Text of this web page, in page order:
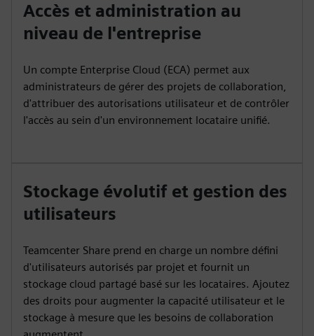
Accès et administration au
niveau de l'entreprise
Un compte Enterprise Cloud (ECA) permet aux
administrateurs de gérer des projets de collaboration,
d'attribuer des autorisations utilisateur et de contrôler
l'accès au sein d'un environnement locataire unifié.
Stockage évolutif et gestion des
utilisateurs
Teamcenter Share prend en charge un nombre défini
d'utilisateurs autorisés par projet et fournit un
stockage cloud partagé basé sur les locataires. Ajoutez
des droits pour augmenter la capacité utilisateur et le
stockage à mesure que les besoins de collaboration